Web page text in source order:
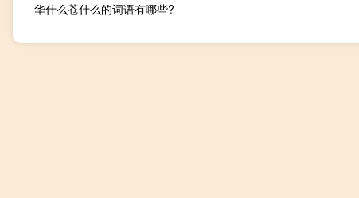
华什么苍什么的词语有哪些?